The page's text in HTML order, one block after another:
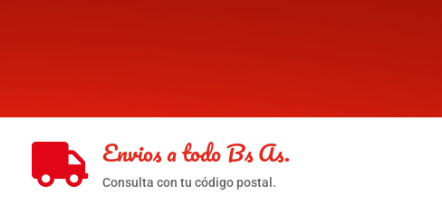
 Envios a todo Bs As.
Consulta con tu código postal.